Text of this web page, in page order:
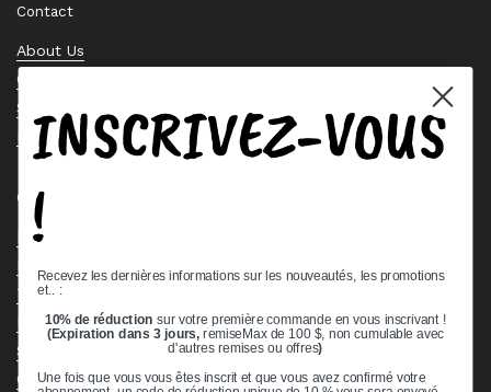
Contact
About Us
Contact Us
Stock Check
Request a Quote
Quick links
Bearing Knowledge Center
Terms & Conditions
Return & Refund Policy
Shipping Policy
Open Cookie Banner
INSCRIVEZ-VOUS
!
Recevez les dernières informations sur les nouveautés, les promotions
et.. :
10% de réduction sur votre première commande en vous inscrivant !
(Expiration dans 3 jours,remiseMax de 100 $, non cumulable avec
d'autres remises ou offres)
Une fois que vous vous êtes inscrit et que vous avez confirmé votre